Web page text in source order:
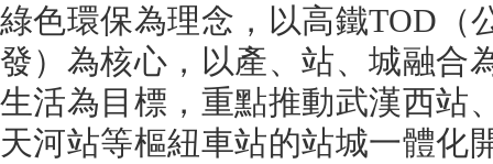
綠色環保為理念，以高鐵TOD（
發）為核心，以產、站、城融合
生活為目標，重點推動武漢西站
天河站等樞紐車站的站城一體化